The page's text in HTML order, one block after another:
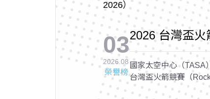
03
2026.08
榮譽榜
2026 台灣盃火
Cup 2026,
國家太空中心（TASA
台灣盃火箭競賽（